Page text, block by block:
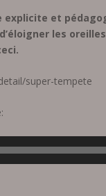
et
les
super-tempete